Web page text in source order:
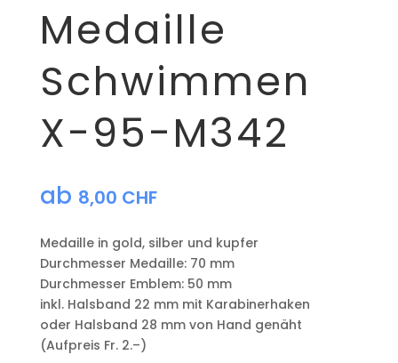
Medaille
Schwimmen
X-95-M342
ab 8,00 CHF
Medaille in gold, silber und kupfer
​Durchmesser Medaille: 70 mm
Durchmesser Emblem: 50 mm
​inkl. Halsband 22 mm mit Karabinerhaken
oder Halsband 28 mm von Hand genäht
(Aufpreis Fr. 2.–)